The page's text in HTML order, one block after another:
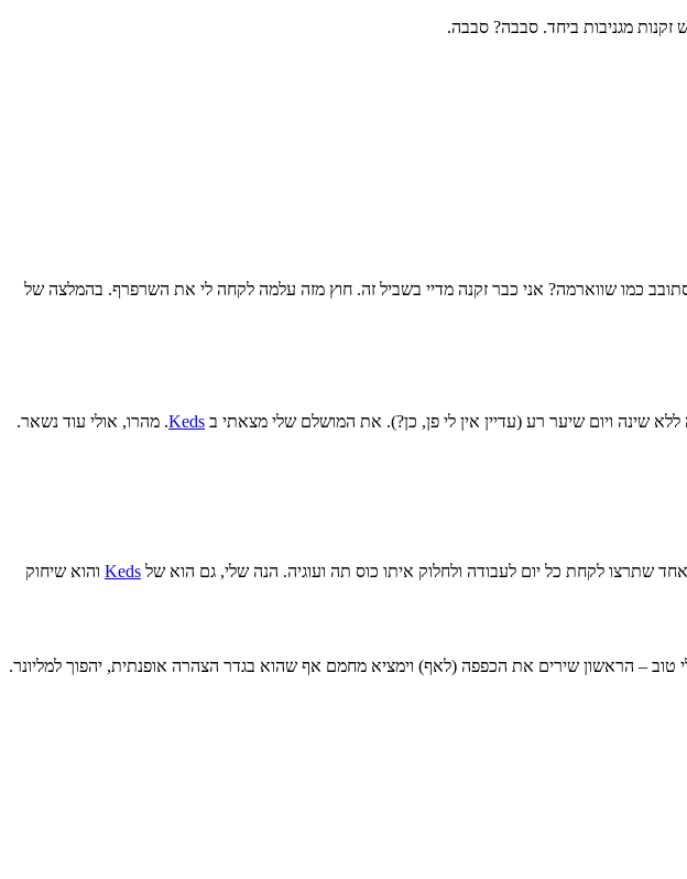
זקנות מגניבות ביחד. סבבה? סבבה.
כמו שווארמה? אני כבר זקנה מדיי בשביל זה. חוץ מזה עלמה לקחה לי את השרפרף. בהמלצה של
שינה ויום שיער רע (עדיין אין לי פן, כן?). את המושלם שלי מצאתי ב Keds. מהרו, אולי עוד נשאר.
שתרצו לקחת כל יום לעבודה ולחלוק איתו כוס תה ועוגיה. הנה שלי, גם הוא של Keds והוא שיחוק
טוב – הראשון שירים את הכפפה (לאף) וימציא מחמם אף שהוא בגדר הצהרה אופנתית, יהפוך למליונר.